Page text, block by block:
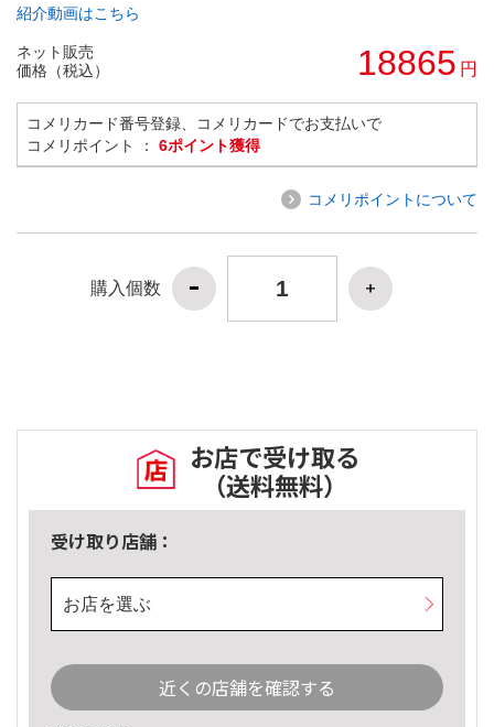
紹介動画はこちら
ネット販売
価格（税込）
18865 円
コメリカード番号登録、コメリカードでお支払いで
コメリポイント ： 6ポイント獲得
コメリポイントについて
購入個数
お店で受け取る
（送料無料）
受け取り店舗：
お店を選ぶ
近くの店舗を確認する